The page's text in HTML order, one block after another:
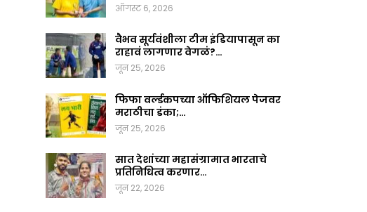
ऑगस्ट 6, 2026
वैभव सूर्यवंशीला टीम इंडियापासून का
राहावं लागणार वेगळं?…
जून 25, 2026
फिफा वर्ल्डकपच्या ऑफिशियल पेजवर
मराठीचा डंका;…
जून 25, 2026
सात देशांच्या महासंग्रामात भारताचे
प्रतिनिधित्व करणार…
जून 22, 2026